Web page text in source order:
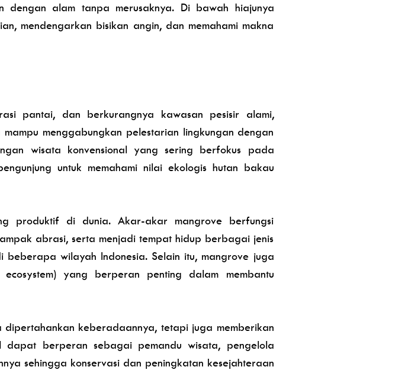
dengan alam tanpa merusaknya. Di bawah hiajunya
mendengarkan bisikan angin, dan memahami makna
pantai, dan berkurangnya kawasan pesisir alami,
menggabungkan pelestarian lingkungan dengan
wisata konvensional yang sering berfokus pada
untuk memahami nilai ekologis hutan bakau
produktif di dunia. Akar-akar mangrove berfungsi
abrasi, serta menjadi tempat hidup berbagai jenis
wilayah Indonesia. Selain itu, mangrove juga
yang berperan penting dalam membantu
keberadaannya, tetapi juga memberikan
berperan sebagai pemandu wisata, pengelola
sehingga konservasi dan peningkatan kesejahteraan